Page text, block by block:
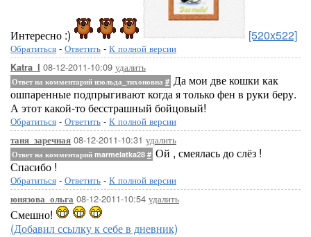
Интересно :) [520x522]
Обратиться - Ответить - К полной версии
Katra_I 08-12-2011-10:09 удалить
Ответ на комментарий изольда_тихоновна # Да мои две кошки как
ошпаренные подпрыгивают когда я только фен в руки беру.
А этот какой-то бесстрашный бойцовый!
Обратиться - Ответить - К полной версии
таня_заречная 08-12-2011-10:31 удалить
Ответ на комментарий marmelatka28 # Ой , смеялась до слёз !
Спасибо !
Обратиться - Ответить - К полной версии
юнязова_ольга 08-12-2011-10:54 удалить
Смешно!
(Добавил ссылку к себе в дневник)